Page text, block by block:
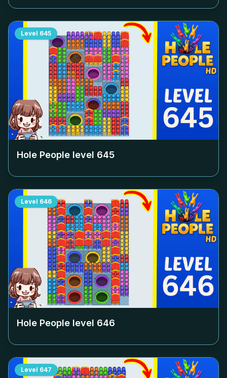
Level 645
Hole People level 645
Level 646
Hole People level 646
Level 647